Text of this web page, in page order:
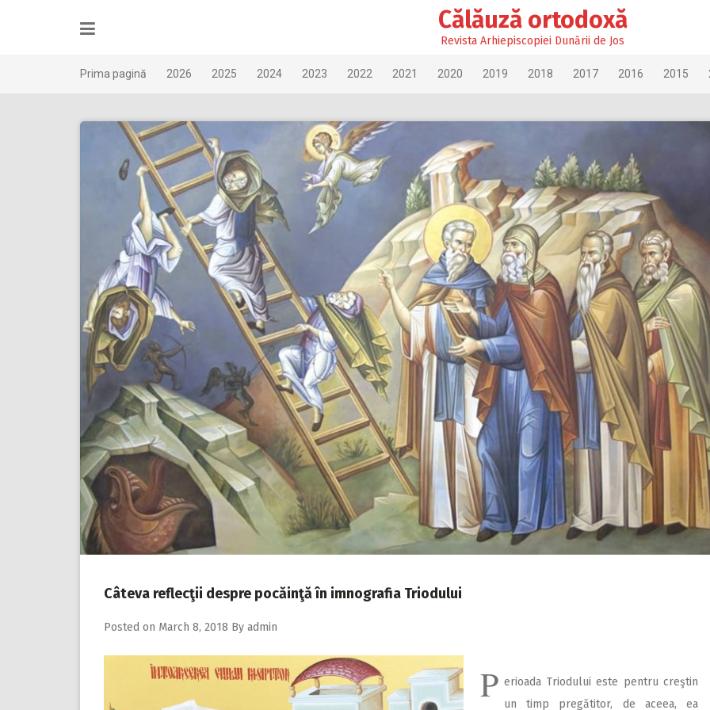
Călăuză ortodoxă
Revista Arhiepiscopiei Dunării de Jos
Prima pagină 2026 2025 2024 2023 2022 2021 2020 2019 2018 2017 2016 2015
Câteva reflecţii despre pocăinţă în imnografia Triodului
Posted on March 8, 2018 By admin
P erioada Triodului este pentru creştin
un timp pregătitor, de aceea, ea